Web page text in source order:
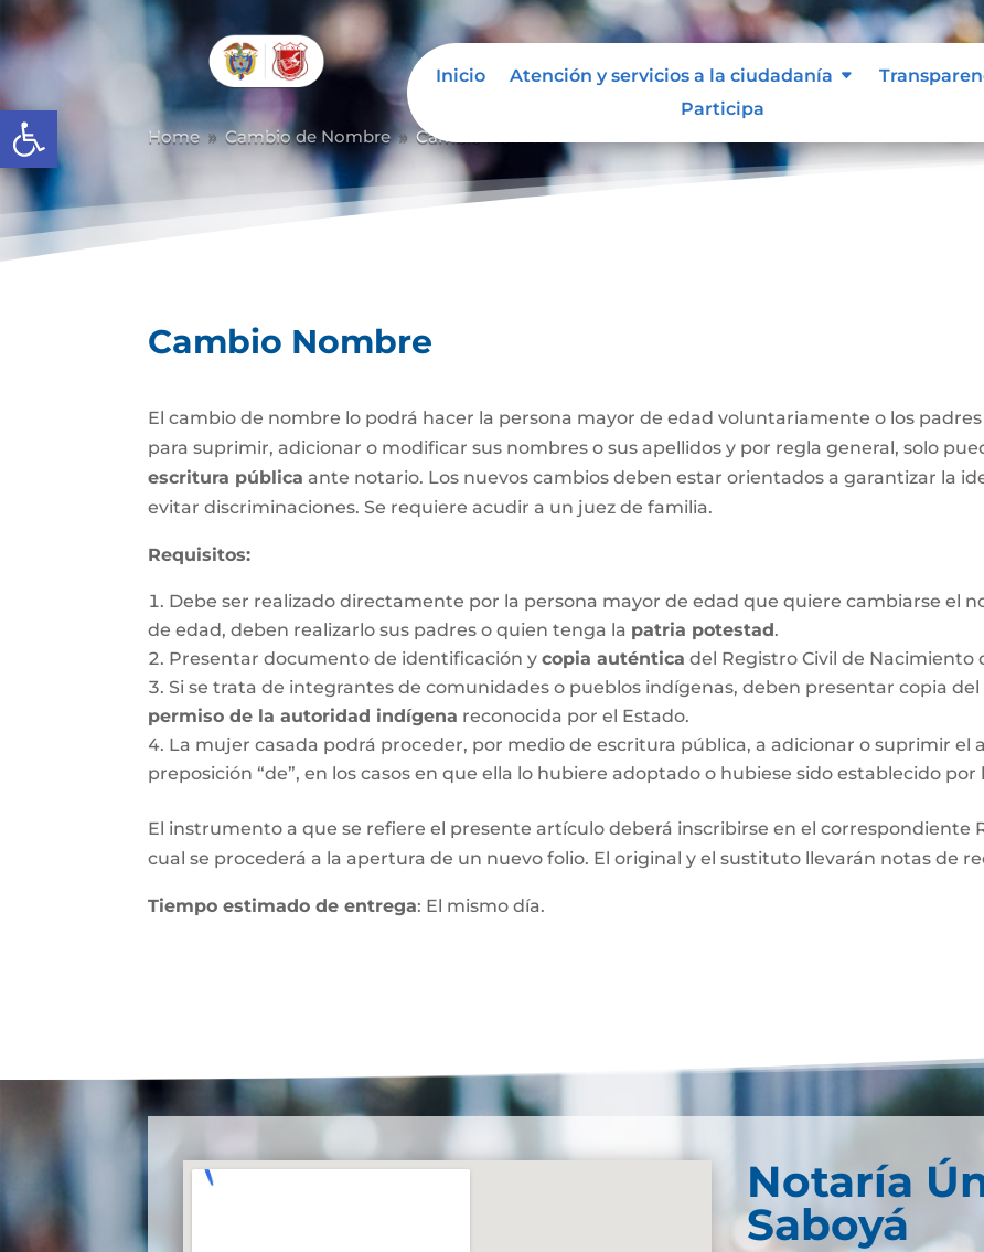
Abrir barra de herramientas
Inicio Atención y servicios a la ciudadanía
Participa
Home 9 Cambio de Nombre 9 Cambio Nombre
Cambio Nombre
El cambio de nombre lo podrá hacer la persona mayor de edad voluntariamente o los
para suprimir, adicionar o modificar sus nombres o sus apellidos y por regla general, solo
escritura pública ante notario. Los nuevos cambios deben estar orientados a garantizar la
evitar discriminaciones. Se requiere acudir a un juez de familia.
Requisitos:
Debe ser realizado directamente por la persona mayor de edad que quiere cambiarse el
de edad, deben realizarlo sus padres o quien tenga la patria potestad.
Presentar documento de identificación ycopia auténtica del Registro Civil de Nacimiento
Si se trata de integrantes de comunidades o pueblos indígenas, deben presentar copia
permiso de la autoridad indígena reconocida por el Estado.
La mujer casada podrá proceder, por medio de escritura pública, a adicionar o suprimir el
preposición “de”, en los casos en que ella lo hubiere adoptado o hubiese sido establecido por
El instrumento a que se refiere el presente artículo deberá inscribirse en el correspondiente
cual se procederá a la apertura de un nuevo folio. El original y el sustituto llevarán notas de
Tiempo estimado de entrega: El mismo día.
Notaría
Saboyá